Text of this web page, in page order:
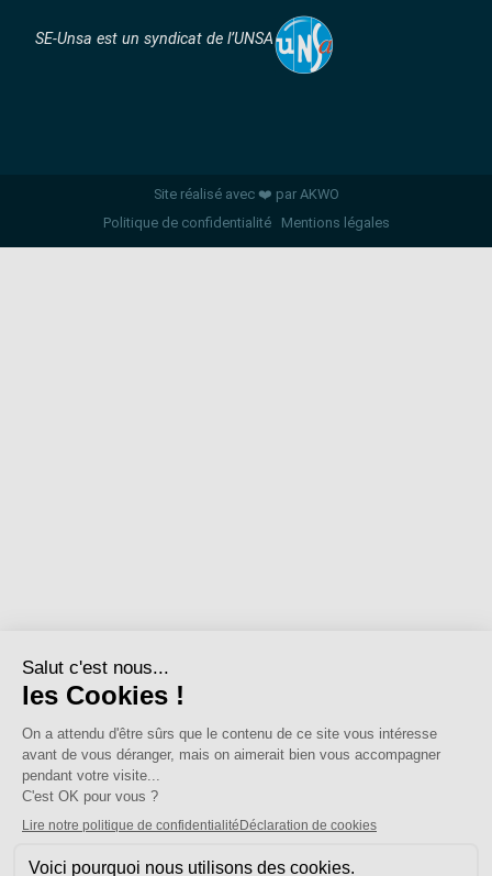
SE-Unsa est un syndicat de l’UNSA
Site réalisé avec ❤️ par AKWO
Politique de confidentialité
Mentions légales